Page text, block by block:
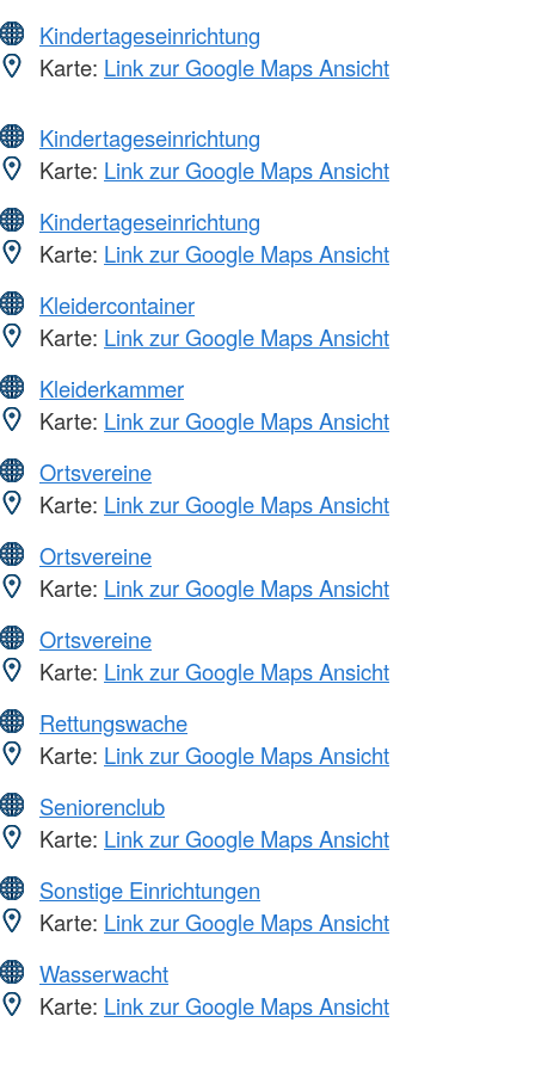
Kindertageseinrichtung
Karte: Link zur Google Maps Ansicht
Kindertageseinrichtung
Karte: Link zur Google Maps Ansicht
Kindertageseinrichtung
Karte: Link zur Google Maps Ansicht
Kleidercontainer
Karte: Link zur Google Maps Ansicht
Kleiderkammer
Karte: Link zur Google Maps Ansicht
Ortsvereine
Karte: Link zur Google Maps Ansicht
Ortsvereine
Karte: Link zur Google Maps Ansicht
Ortsvereine
Karte: Link zur Google Maps Ansicht
Rettungswache
Karte: Link zur Google Maps Ansicht
Seniorenclub
Karte: Link zur Google Maps Ansicht
Sonstige Einrichtungen
Karte: Link zur Google Maps Ansicht
Wasserwacht
Karte: Link zur Google Maps Ansicht